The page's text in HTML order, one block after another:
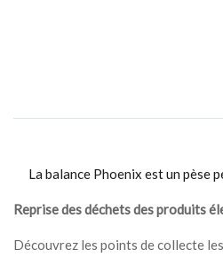
La balance Phoenix est un pèse
Reprise des déchets des produits
Découvrez les points de collecte